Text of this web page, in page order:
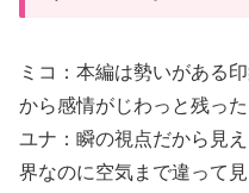
ミコ：本編は勢いがある
から感情がじわっと残っ
ユナ：瞬の視点だから見
界なのに空気まで違って見